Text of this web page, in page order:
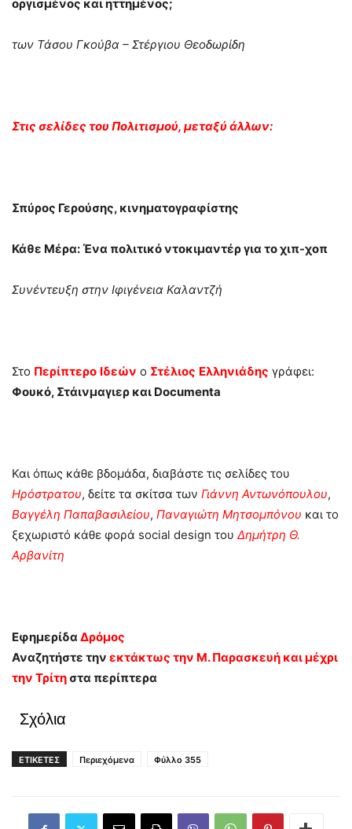
οργισμένος και ηττημένος;
των Τάσου Γκούβα – Στέργιου Θεοδωρίδη
Στις σελίδες του Πολιτισμού, μεταξύ άλλων:
Σπύρος Γερούσης, κινηματογραφίστης
Κάθε Μέρα: Ένα πολιτικό ντοκιμαντέρ για το χιπ-χοπ
Συνέντευξη στην Ιφιγένεια Καλαντζή
Στο Περίπτερο Ιδεών ο Στέλιος Ελληνιάδης γράφει:
Φουκό, Στάινμαγιερ και Documenta
Και όπως κάθε βδομάδα, διαβάστε τις σελίδες του
Ηρόστρατου, δείτε τα σκίτσα των Γιάννη Αντωνόπουλου,
Βαγγέλη Παπαβασιλείου, Παναγιώτη Μητσομπόνου και το
ξεχωριστό κάθε φορά social design του Δημήτρη Θ.
Αρβανίτη
Εφημερίδα Δρόμος
Αναζητήστε την εκτάκτως την Μ. Παρασκευή και μέχρι
την Τρίτη στα περίπτερα
Σχόλια
ΕΤΙΚΕΤΕΣ Περιεχόμενα Φύλλο 355